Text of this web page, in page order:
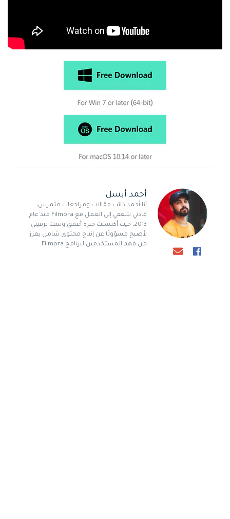
أحمد أبسل
أنا أحمد كاتب مقالات ومراجعات متمرس،
قادني شغفي إلى العمل مع Filmora منذ عام
2013، حيث أكتسبت خبرة أعمق وتمت ترقيتي
لأصبح مسؤولًا عن إنتاج محتوى شامل يعزز
من فهم المستخدمين لبرنامج Filmora.